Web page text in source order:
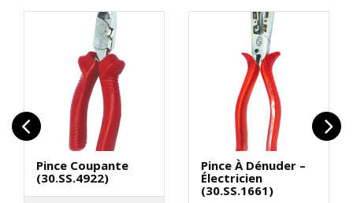
Pince Coupante
(30.SS.4922)
Pince À Dénuder –
Électricien
(30.SS.1661)